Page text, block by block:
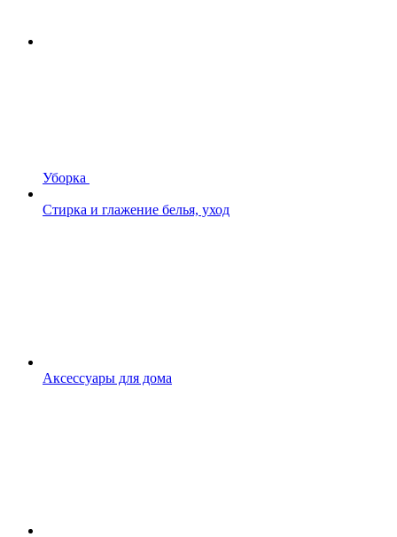
Уборка
Стирка и глажение белья, уход
Аксессуары для дома